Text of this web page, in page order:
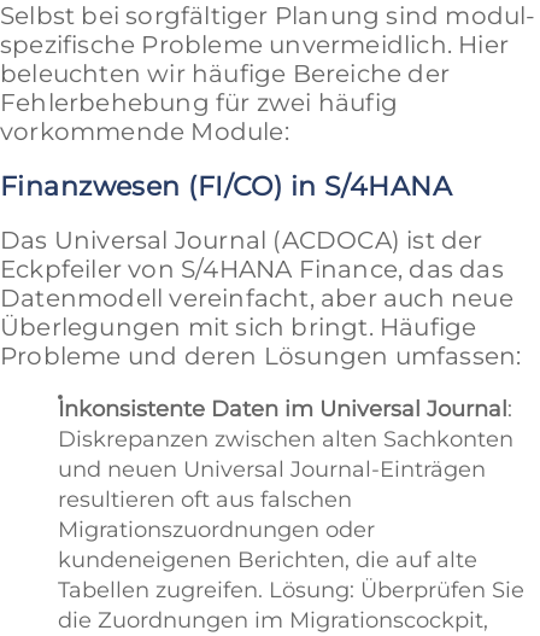
Selbst bei sorgfältiger Planung sind modul-
spezifische Probleme unvermeidlich. Hier
beleuchten wir häufige Bereiche der
Fehlerbehebung für zwei häufig
vorkommende Module:
Finanzwesen (FI/CO) in S/4HANA
Das Universal Journal (ACDOCA) ist der
Eckpfeiler von S/4HANA Finance, das das
Datenmodell vereinfacht, aber auch neue
Überlegungen mit sich bringt. Häufige
Probleme und deren Lösungen umfassen:
Inkonsistente Daten im Universal Journal :
Diskrepanzen zwischen alten Sachkonten
und neuen Universal Journal-Einträgen
resultieren oft aus falschen
Migrationszuordnungen oder
kundeneigenen Berichten, die auf alte
Tabellen zugreifen. Lösung: Überprüfen Sie
die Zuordnungen im Migrationscockpit,